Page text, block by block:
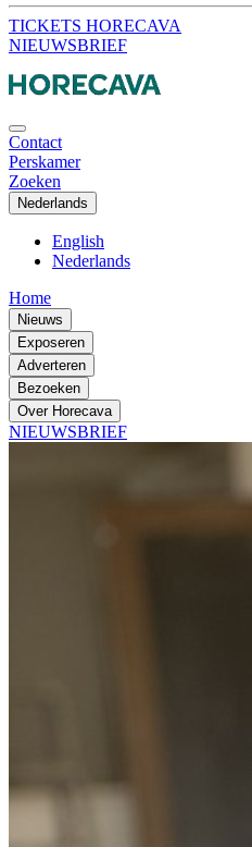
TICKETS HORECAVA
NIEUWSBRIEF
Contact
Perskamer
Zoeken
Nederlands
English
Nederlands
Home
Nieuws
Exposeren
Adverteren
Bezoeken
Over Horecava
NIEUWSBRIEF